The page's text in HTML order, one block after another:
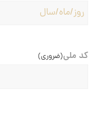
YYYY
MM
کد ملی(ضروری)